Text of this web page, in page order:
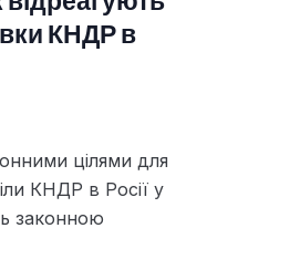
КНДР в
цілями для
КНДР в Росії у
законною